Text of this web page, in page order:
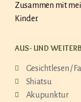
Zusammen mit
Kinder.
AUS- UND
Gesichtlesen /
Shiatsu
Akupunktur